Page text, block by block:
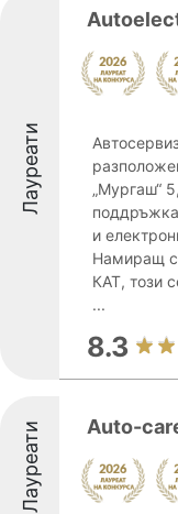
Лауреати
„Мургаш“
и
Намиращ
КАТ, този
...
8.3
Лауреати Auto-